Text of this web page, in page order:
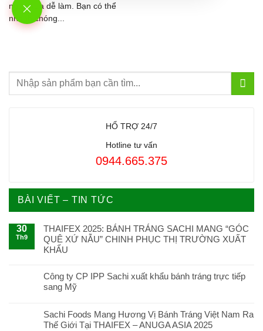
HỔ TRỢ 24/7
Hotline tư vấn
0944.665.375
BÀI VIẾT – TIN TỨC
30
Th9
THAIFEX 2025: BÁNH TRÁNG SACHI MANG “GÓC
QUÊ XỨ NẪU” CHINH PHỤC THỊ TRƯỜNG XUẤT
KHẨU
Công ty CP IPP Sachi xuất khẩu bánh tráng trực tiếp
sang Mỹ
Sachi Foods Mang Hương Vị Bánh Tráng Việt Nam Ra
Thế Giới Tại THAIFEX – ANUGA ASIA 2025
ngon vừa dễ làm. Bạn có thể
nhanh chóng...